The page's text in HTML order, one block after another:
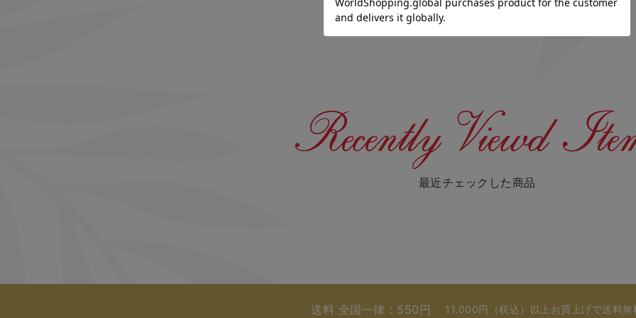
最近チェックした商品
送料 全国一律：550円 11,000円（税込）以上お買上げで送料無